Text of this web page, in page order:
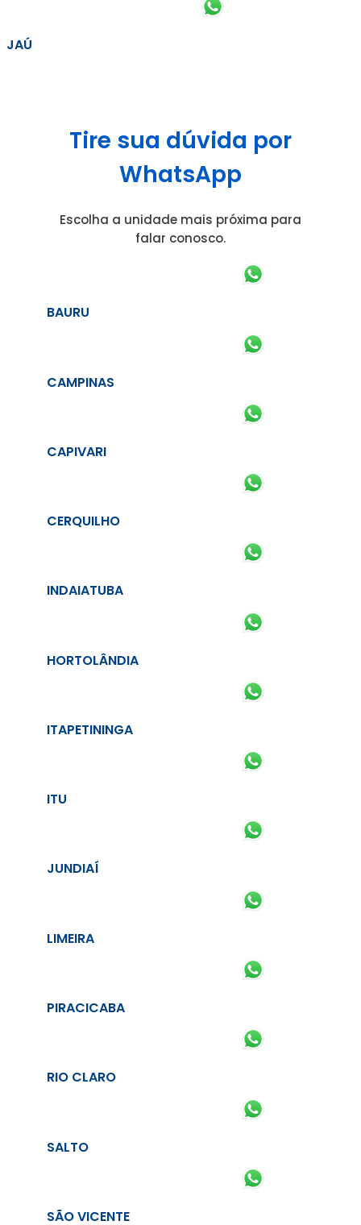
JAÚ
Tire sua dúvida por
WhatsApp
Escolha a unidade mais próxima para
falar conosco.
BAURU
CAMPINAS
CAPIVARI
CERQUILHO
INDAIATUBA
HORTOLÂNDIA
ITAPETININGA
ITU
JUNDIAÍ
LIMEIRA
PIRACICABA
RIO CLARO
SALTO
SÃO VICENTE